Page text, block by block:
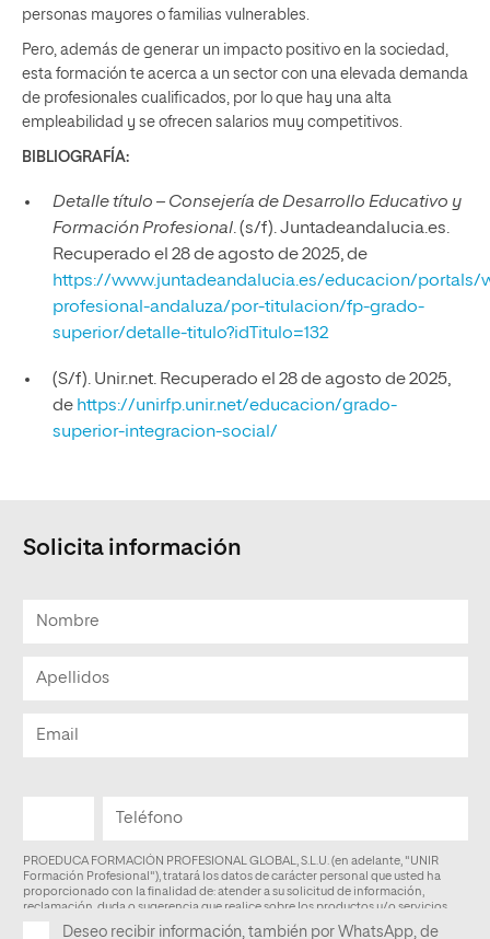
personas mayores o familias vulnerables.
Pero, además de generar un impacto positivo en la sociedad,
esta formación te acerca a un sector con una elevada demanda
de profesionales cualificados, por lo que hay una alta
empleabilidad y se ofrecen salarios muy competitivos.
BIBLIOGRAFÍA:
Detalle título – Consejería de Desarrollo Educativo y
Formación Profesional. (s/f). Juntadeandalucia.es.
Recuperado el 28 de agosto de 2025, de
https://www.juntadeandalucia.es/educacion/portals/
profesional-andaluza/por-titulacion/fp-grado-
superior/detalle-titulo?idTitulo=132
(S/f). Unir.net. Recuperado el 28 de agosto de 2025,
de https://unirfp.unir.net/educacion/grado-
superior-integracion-social/
Solicita información